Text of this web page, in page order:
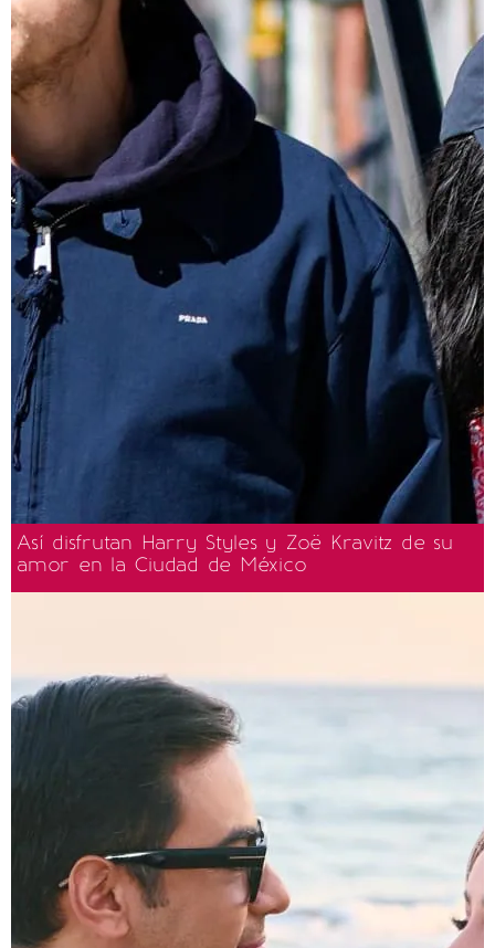
Así disfrutan Harry Styles y Zoë Kravitz de su
amor en la Ciudad de México